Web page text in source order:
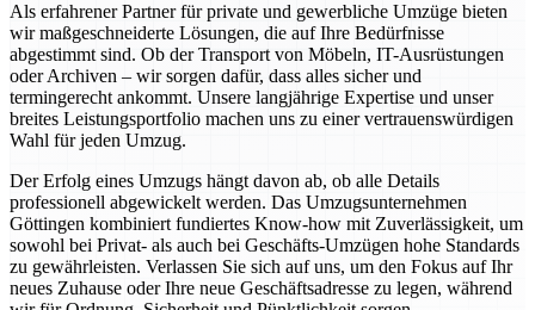
Als erfahrener Partner für private und gewerbliche Umzüge bieten
wir maßgeschneiderte Lösungen, die auf Ihre Bedürfnisse
abgestimmt sind. Ob der Transport von Möbeln, IT-Ausrüstungen
oder Archiven – wir sorgen dafür, dass alles sicher und
termingerecht ankommt. Unsere langjährige Expertise und unser
breites Leistungsportfolio machen uns zu einer vertrauenswürdigen
Wahl für jeden Umzug.
Der Erfolg eines Umzugs hängt davon ab, ob alle Details
professionell abgewickelt werden. Das Umzugsunternehmen
Göttingen kombiniert fundiertes Know-how mit Zuverlässigkeit, um
sowohl bei Privat- als auch bei Geschäfts-Umzügen hohe Standards
zu gewährleisten. Verlassen Sie sich auf uns, um den Fokus auf Ihr
neues Zuhause oder Ihre neue Geschäftsadresse zu legen, während